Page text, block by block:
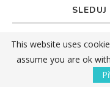
This website uses
assume you are ok